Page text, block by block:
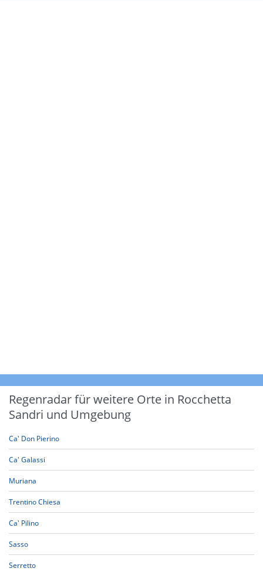
Regenradar für weitere Orte in Rocchetta
Sandri und Umgebung
Ca' Don Pierino
Ca' Galassi
Muriana
Trentino Chiesa
Ca' Pilino
Sasso
Serretto